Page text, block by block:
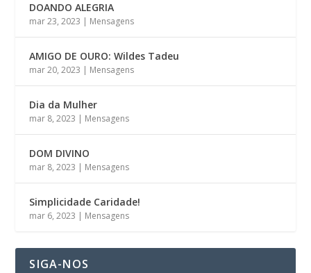
DOANDO ALEGRIA
mar 23, 2023 Mensagens
AMIGO DE OURO: Wildes Tadeu
mar 20, 2023 Mensagens
Dia da Mulher
mar 8, 2023 Mensagens
DOM DIVINO
mar 8, 2023 Mensagens
Simplicidade Caridade!
mar 6, 2023 Mensagens
SIGA-NOS